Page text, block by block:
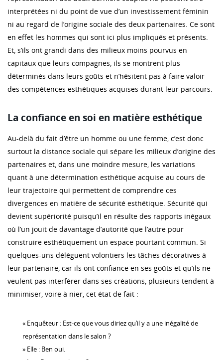
interprétées ni du point de vue d’un investissement féminin
ni au regard de l’origine sociale des deux partenaires. Ce sont
en effet les hommes qui sont ici plus impliqués et présents.
Et, s’ils ont grandi dans des milieux moins pourvus en
capitaux que leurs compagnes, ils se montrent plus
déterminés dans leurs goûts et n’hésitent pas à faire valoir
des compétences esthétiques acquises durant leur parcours.
La confiance en soi en matière esthétique
Au-delà du fait d’être un homme ou une femme, c’est donc
surtout la distance sociale qui sépare les milieux d’origine des
partenaires et, dans une moindre mesure, les variations
quant à une détermination esthétique acquise au cours de
leur trajectoire qui permettent de comprendre ces
divergences en matière de sécurité esthétique. Sécurité qui
devient supériorité puisqu’il en résulte des rapports inégaux
où l’un jouit de davantage d’autorité que l’autre pour
construire esthétiquement un espace pourtant commun. Si
quelques-uns délèguent volontiers les tâches décoratives à
leur partenaire, car ils ont confiance en ses goûts et qu’ils ne
veulent pas interférer dans ses créations, plusieurs tendent à
minimiser, voire à nier, cet état de fait :
« Enquêteur : Est-ce que vous diriez qu’il y a une inégalité de
représentation dans le salon ?
» Elle : Ben oui.